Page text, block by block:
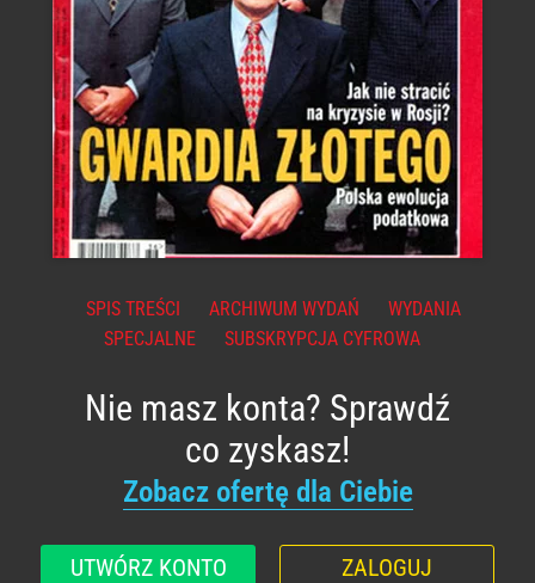
SPIS TREŚCI ARCHIWUM WYDAŃ
WYDANIA
SPECJALNE
SUBSKRYPCJA CYFROWA
Nie masz konta? Sprawdź
co zyskasz!
Zobacz ofertę dla Ciebie
UTWÓRZ KONTO ZALOGUJ